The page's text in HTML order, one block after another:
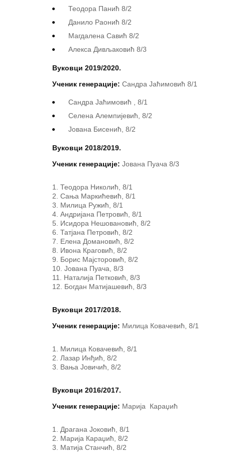
Теодора Панић 8/2
Данило Раонић 8/2
Магдалена Савић 8/2
Алекса Дивљаковић 8/3
Вуковци 2019/2020.
Ученик генерације: Сандра Јаћимовић 8/1
Сандра Јаћимовић , 8/1
Селена Алемпијевић, 8/2
Јована Бисенић, 8/2
Вуковци 2018/2019.
Ученик генерације: Јована Пуача 8/3
Теодора Николић, 8/1
Сања Маркићевић, 8/1
Милица Ружић, 8/1
Андријана Петровић, 8/1
Исидора Нешовановић, 8/2
Татјана Петровић, 8/2
Елена Домановић, 8/2
Ивона Краговић, 8/2
Борис Мајсторовић, 8/2
Јована Пуача, 8/3
Наталија Петковић, 8/3
Богдан Матијашевић, 8/3
Вуковци 2017/2018.
Ученик генерације: Милица Ковачевић, 8/1
Милица Ковачевић, 8/1
Лазар Инђић, 8/2
Вања Јовичић, 8/2
Вуковци 2016/2017.
Ученик генерације: Марија Караџић
Драгана Јоковић, 8/1
Марија Караџић, 8/2
Матија Станчић, 8/2